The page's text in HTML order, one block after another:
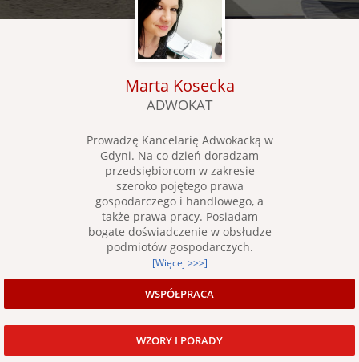
Marta Kosecka
ADWOKAT
Prowadzę Kancelarię Adwokacką w
Gdyni. Na co dzień doradzam
przedsiębiorcom w zakresie
szeroko pojętego prawa
gospodarczego i handlowego, a
także prawa pracy. Posiadam
bogate doświadczenie w obsłudze
podmiotów gospodarczych.
[Więcej >>>]
WSPÓŁPRACA
WZORY I PORADY